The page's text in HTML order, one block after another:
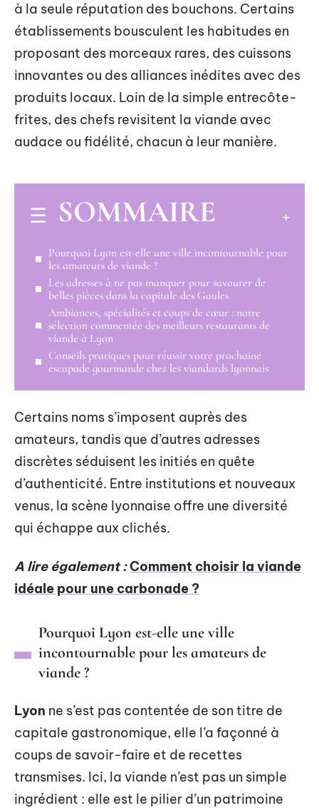
à la seule réputation des bouchons. Certains
établissements bousculent les habitudes en
proposant des morceaux rares, des cuissons
innovantes ou des alliances inédites avec des
produits locaux. Loin de la simple entrecôte-
frites, des chefs revisitent la viande avec
audace ou fidélité, chacun à leur manière.
SOMMAIRE
Pourquoi Lyon est-elle une ville incontournable pour
les amateurs de viande ?
Les adresses à ne pas manquer pour savourer de
belles pièces dans la capitale des Gaules
Ambiances, spécialités et coups de cœur : notre
sélection commentée des meilleurs restaurants de
viande à Lyon
Conseils pratiques pour réussir votre prochaine
escapade gourmande chez les viandards lyonnais
Certains noms s’imposent auprès des
amateurs, tandis que d’autres adresses
discrètes séduisent les initiés en quête
d’authenticité. Entre institutions et nouveaux
venus, la scène lyonnaise offre une diversité
qui échappe aux clichés.
A lire également :Comment choisir la viande
idéale pour une carbonade ?
Pourquoi Lyon est-elle une ville
incontournable pour les amateurs de
viande ?
Lyon ne s’est pas contentée de son titre de
capitale gastronomique, elle l’a façonné à
coups de savoir-faire et de recettes
transmises. Ici, la viande n’est pas un simple
ingrédient : elle est le pilier d’un patrimoine